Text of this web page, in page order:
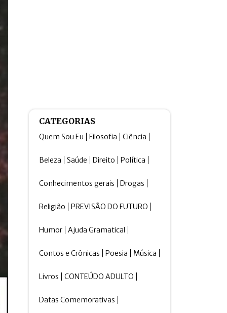
CATEGORIAS
Quem Sou Eu Filosofia Ciência
Beleza Saúde Direito Política
Conhecimentos gerais Drogas
Religião PREVISÃO DO FUTURO
Humor Ajuda Gramatical
Contos e Crônicas Poesia Música
Livros CONTEÚDO ADULTO
Datas Comemorativas